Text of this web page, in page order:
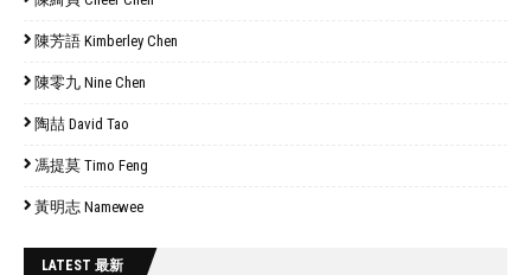
陳芳語 Kimberley Chen
陳零九 Nine Chen
陶喆 David Tao
馮提莫 Timo Feng
黃明志 Namewee
LATEST 最新